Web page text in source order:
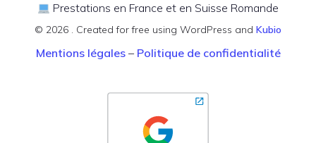
Prestations en France et en Suisse Romande
© 2026 . Created for free using WordPress and Kubio
Mentions légales– Politique de confidentialité